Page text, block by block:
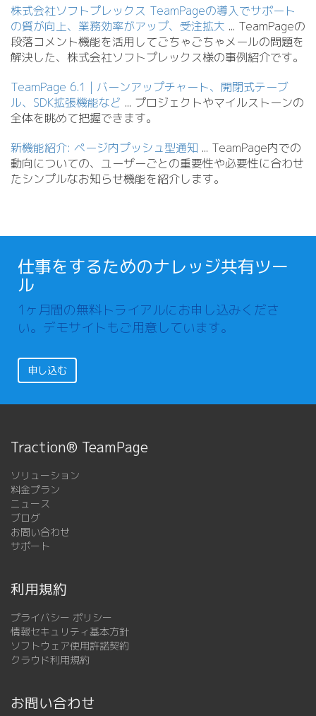
株式会社ソフトプレックス TeamPageの導入でサポート
の質が向上、業務効率がアップ、受注拡大 ... TeamPageの
段落コメント機能を活用してごちゃごちゃメールの問題を
解決した、株式会社ソフトプレックス様の事例紹介です。
TeamPage 6.1 | バーンアップチャート、開閉式テーブ
ル、SDK拡張機能など ... プロジェクトやマイルストーンの
全体を眺めて把握できます。
新機能紹介: ページ内プッシュ型通知 ... TeamPage内での
動向についての、ユーザーごとの重要性や必要性に合わせ
たシンプルなお知らせ機能を紹介します。
仕事をするためのナレッジ共有ツー
ル
1ヶ月間の無料トライアルにお申し込みくださ
い。デモサイトもご用意しています。
申し込む
Traction® TeamPage
ソリューション
料金プラン
ニュース
ブログ
お問い合わせ
サポート
利用規約
プライバシー ポリシー
情報セキュリティ基本方針
ソフトウェア使用許諾契約
クラウド利用規約
お問い合わせ